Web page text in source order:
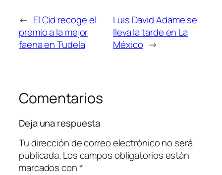
← El Cid recoge el
premio a la mejor
faena en Tudela
Luis David Adame se
lleva la tarde en La
México →
Comentarios
Deja una respuesta
Tu dirección de correo electrónico no será
publicada. Los campos obligatorios están
marcados con*